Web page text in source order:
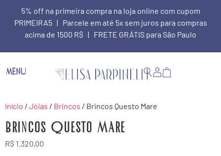
5% off na primeira compra na loja online com cupom
PRIMEIRA5 | Parcele em até 5x sem juros para compras
acima de 1500 R$ | FRETE GRÁTIS para São Paulo
MENU
Início / Jóias / Brincos / Brincos Questo Mare
Brincos Questo Mare
R$ 1.320,00